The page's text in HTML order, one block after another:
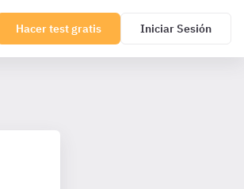
Hacer test gratis Iniciar Sesión